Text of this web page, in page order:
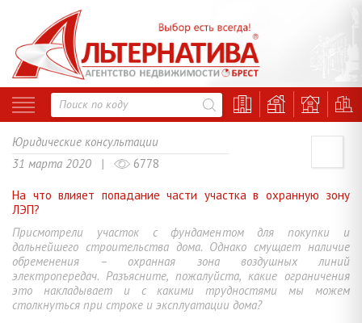
Юридические консультации
31 марта 2020 |
6778
На что влияет попадание части участка в охранную зону
ЛЭП?
Присмотрели участок с фундаментом для покупки и
дальнейшего строительства дома. Однако смущает наличие
обременения – охранная зона воздушных линий
электропередач. Разъясните, пожалуйста, какие ограничения
это накладывает и с какими трудностями мы можем
столкнуться при строке и эксплуатации дома?